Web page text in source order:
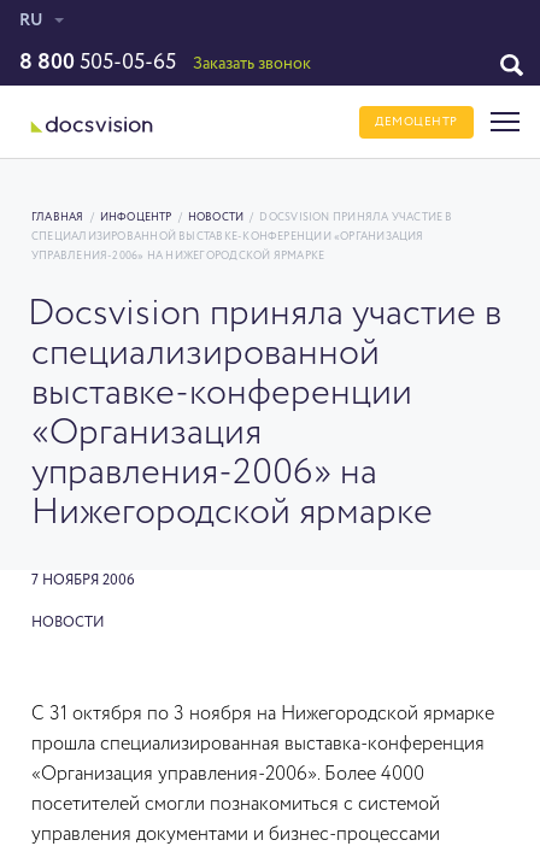
RU
8 800 505-05-65 Заказать звонок
ДЕМОЦЕНТР
ГЛАВНАЯ / ИНФОЦЕНТР / НОВОСТИ /
DOCSVISION ПРИНЯЛА УЧАСТИЕ В
СПЕЦИАЛИЗИРОВАННОЙ ВЫСТАВКЕ-КОНФЕРЕНЦИИ «ОРГАНИЗАЦИЯ
УПРАВЛЕНИЯ-2006» НА НИЖЕГОРОДСКОЙ ЯРМАРКЕ
Docsvision приняла участие в
специализированной
выставке-конференции
«Организация
управления-2006» на
Нижегородской ярмарке
7 НОЯБРЯ 2006
НОВОСТИ
С 31 октября по 3 ноября на Нижегородской ярмарке
прошла специализированная выставка-конференция
«Организация управления-2006». Более 4000
посетителей смогли познакомиться с системой
управления документами и бизнес-процессами